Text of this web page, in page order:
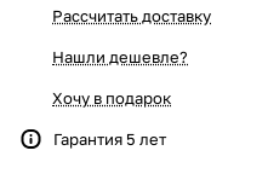
Рассчитать доставку
Нашли дешевле?
Хочу в подарок
Гарантия 5 лет